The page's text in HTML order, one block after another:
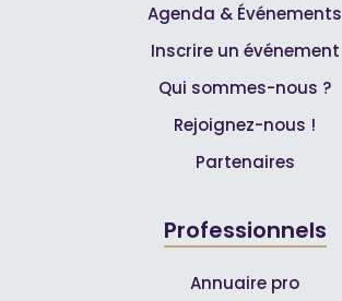
Agenda & Événements
Inscrire un événement
Qui sommes-nous ?
Rejoignez-nous !
Partenaires
Professionnels
Annuaire pro